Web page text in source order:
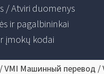
/ Atviri duomenys
ir pagalbininkai
įmokų kodai
VMI Машинный перевод